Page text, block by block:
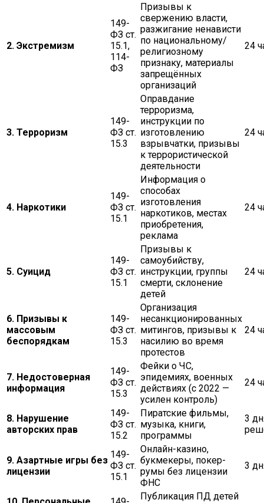
2. Экстремизм
149-
ФЗ ст.
15.1,
114-
ФЗ
Призывы к
свержению власти,
разжигание ненависти
по национальному/
религиозному
признаку, материалы
запрещённых
организаций
24
3. Терроризм
149-
ФЗ ст.
15.3
Оправдание
терроризма,
инструкции по
изготовлению
взрывчатки, призывы
к террористической
деятельности
24
4. Наркотики
149-
ФЗ ст.
15.1
Информация о
способах
изготовления
наркотиков, местах
приобретения,
реклама
24
5. Суицид
149-
ФЗ ст.
15.1
Призывы к
самоубийству,
инструкции, группы
смерти, склонение
детей
24
6. Призывы к
массовым
беспорядкам
149-
ФЗ ст.
15.3
Организация
несанкционированных
митингов, призывы к
насилию во время
протестов
24
7. Недостоверная
информация
149-
ФЗ ст.
15.3
Фейки о ЧС,
эпидемиях, военных
действиях (с 2022 —
усилен контроль)
24
8. Нарушение
авторских прав
149-
ФЗ ст.
15.2
Пиратские фильмы,
музыка, книги,
программы
3
9. Азартные игры без
лицензии
149-
ФЗ ст.
15.1
Онлайн-казино,
букмекеры, покер-
румы без лицензии
ФНС
3
Публикация ПД детей